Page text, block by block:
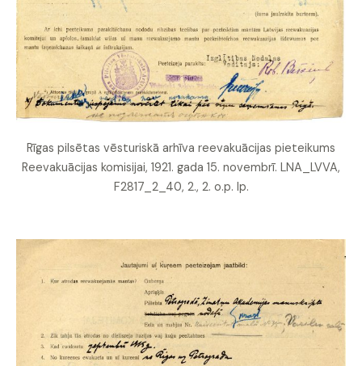
Rīgas pilsētas vēsturiskā arhīva reevakuācijas pieteikums
Reevakuācijas komisijai, 1921. gada 15. novembrī. LNA_LVVA,
F2817_2_40, 2., 2. o.p. lp.